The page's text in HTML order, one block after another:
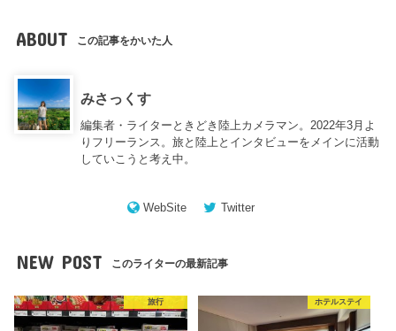
ABOUT この記事をかいた人
みさっくす
編集者・ライターときどき陸上カメラマン。2022年3月よ
りフリーランス。旅と陸上とインタビューをメインに活動
していこうと考え中。
WebSite Twitter
NEW POST このライターの最新記事
旅行 ホテルステイ